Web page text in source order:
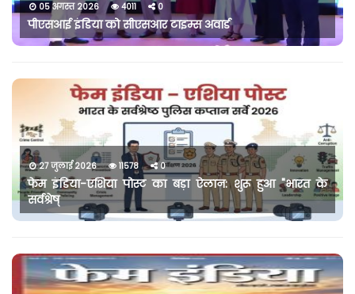
05 अगस्त 2026 4011 0
पीएसआई इंडिया को सीएसआर टाइम्स अवार्ड
27 जुलाई 2026 11578 0
फेम इंडिया-एशिया पोस्ट का बड़ा ऐलान: शुरू हुआ "भारत के
सर्वश्रेष्